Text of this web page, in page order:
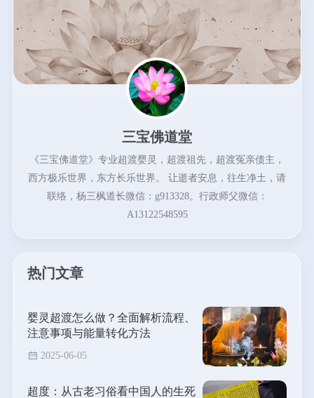
三宝佛道堂
《三宝佛道堂》专业超渡婴灵，超渡祖先，超渡冤亲债主，
西方极乐世界，东方长乐世界。 让逝者安息，往生净土，请
联络，杨三枫道长微信：g913328。行政师父微信：
A13122548595
热门文章
婴灵超渡怎么做？全面解析流程、
注意事项与能量转化方法
2025-06-05
超度：从古老习俗看中国人的生死